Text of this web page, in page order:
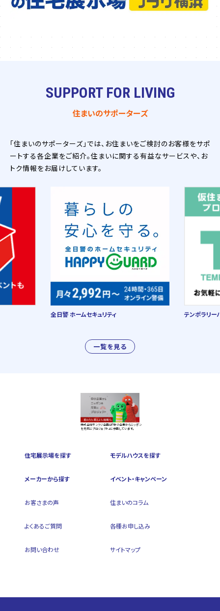
SUPPORT FOR LIVING
住まいのサポーターズ
「住まいのサポーターズ」では、お住まいをご検討のお客様をサポ
ートする各企業をご紹介。住まいに関する有益なサービスや、お
トク情報をお届けしています。
一覧を見る
全日警 ホームセキュリティ テンポラリー
株式会社サンフジ企画は『中小企業からニッポン
を元気にプロジェクト』に参画しています。
住宅展示場を探す モデルハウスを探す
メーカーから探す イベント・キャンペーン
お客さまの声 住まいのコラム
よくあるご質問 各種お申し込み
お問い合わせ サイトマップ